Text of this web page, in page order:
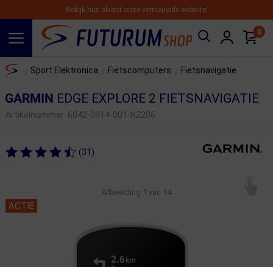
Bekijk hier alvast onze vernieuwde website!
0
Home Sport Elektronica Fietscomputers Fietsnavigatie
GARMIN EDGE EXPLORE 2 FIETSNAVIGATIE
Artikelnummer: 6042-0914-001-N2206
(31)
Afbeelding 1 van 14
ACTIE